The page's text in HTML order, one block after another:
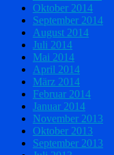
Oktober 2014
September 2014
August 2014
Juli 2014
Mai 2014
April 2014
März 2014
Februar 2014
Januar 2014
November 2013
Oktober 2013
September 2013